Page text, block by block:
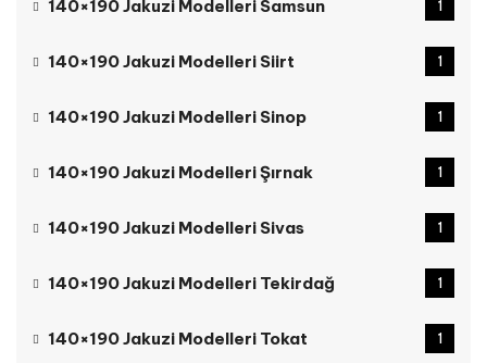
140×190 Jakuzi Modelleri Samsun 1
140×190 Jakuzi Modelleri Siirt 1
140×190 Jakuzi Modelleri Sinop 1
140×190 Jakuzi Modelleri Şırnak 1
140×190 Jakuzi Modelleri Sivas 1
140×190 Jakuzi Modelleri Tekirdağ 1
140×190 Jakuzi Modelleri Tokat 1